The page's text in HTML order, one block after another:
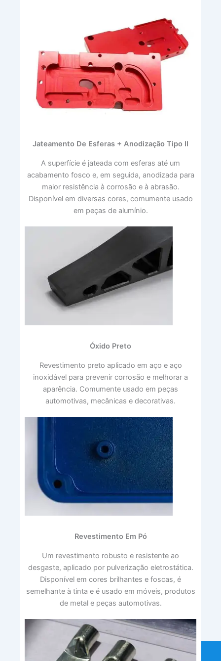
Jateamento De Esferas + Anodização Tipo II
A superfície é jateada com esferas até um
acabamento fosco e, em seguida, anodizada para
maior resistência à corrosão e à abrasão.
Disponível em diversas cores, comumente usado
em peças de alumínio.
Óxido Preto
Revestimento preto aplicado em aço e aço
inoxidável para prevenir corrosão e melhorar a
aparência. Comumente usado em peças
automotivas, mecânicas e decorativas.
Revestimento Em Pó
Um revestimento robusto e resistente ao
desgaste, aplicado por pulverização eletrostática.
Disponível em cores brilhantes e foscas, é
semelhante à tinta e é usado em móveis, produtos
de metal e peças automotivas.